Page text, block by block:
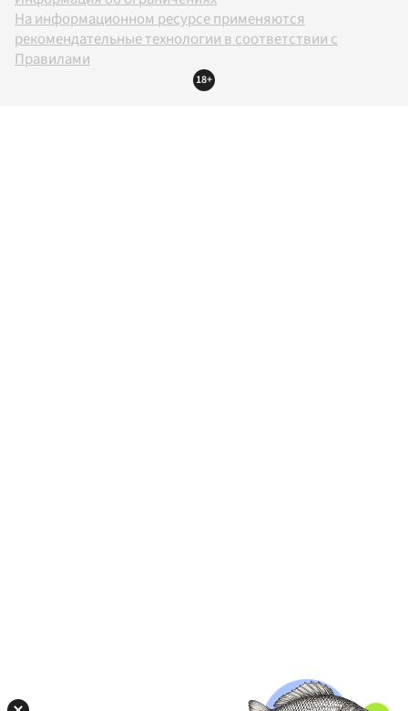
На информационном ресурсе применяются
рекомендательные технологии в соответствии с
Правилами
18+